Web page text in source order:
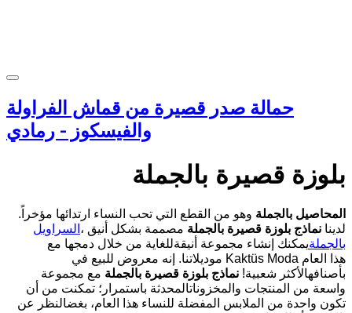
حمالة صدر قصيرة من قماش الفراولة
والفيسكوز - رمادي
بلوزة قصيرة بالجملة
المحاصيل بالجملة وهو من القطع التي تحب النساء ارتدائها مؤخراً.
لدينا نماذج بلوزة قصيرة بالجملة مصممة بشكل أنيق ، السراويل
بالجملةيمكنك إنشاء مجموعة أنيقةللغاية من خلال دمجها مع
موديلاتنا. إنه معروض للبيع في Kaktüs Moda هذا العام
بأصنافهالأكثر شعبية! نماذج بلوزة قصيرة بالجملة مع مجموعة
واسعة من المنتجات والمخزوناتالمحدثة باستمرار؛ تمكنت من أن
تكون واحدة من الملابس المفضلة للنساء هذا العام، بغضالنظر عن